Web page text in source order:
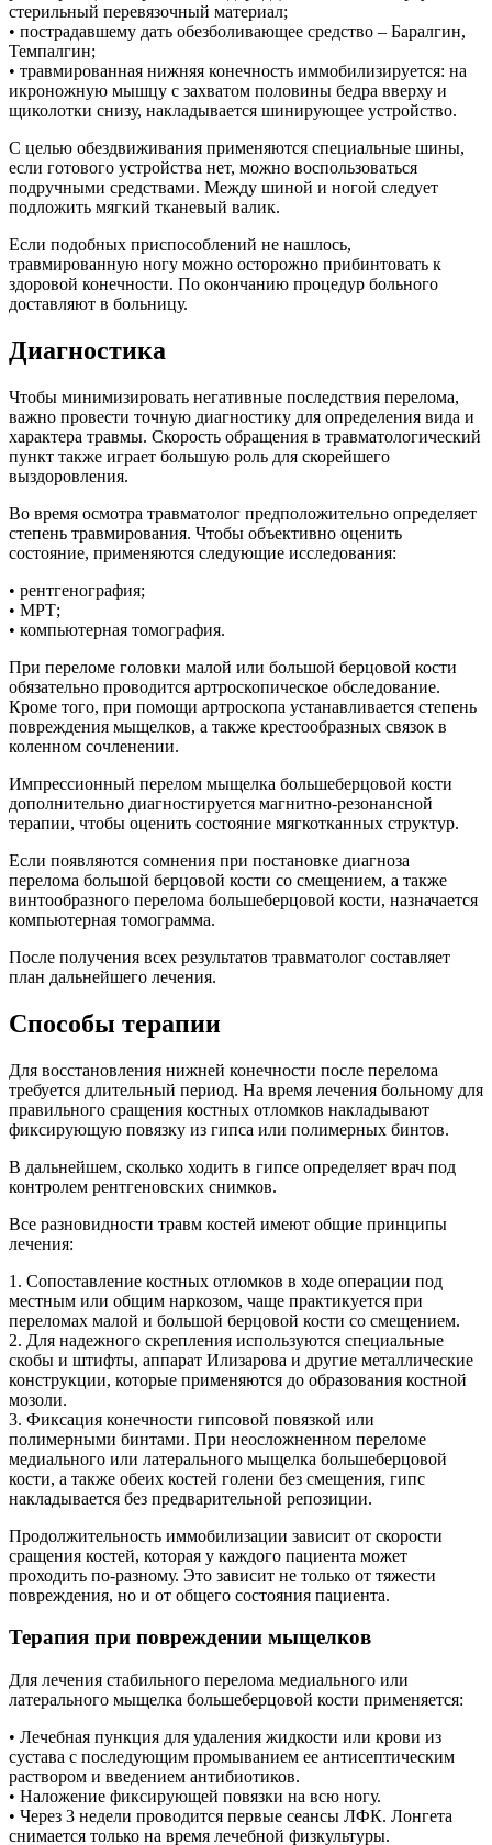
стерильный перевязочный материал;
• пострадавшему дать обезболивающее средство – Баралгин,
Темпалгин;
• травмированная нижняя конечность иммобилизируется: на
икроножную мышцу с захватом половины бедра вверху и
щиколотки снизу, накладывается шинирующее устройство.
С целью обездвиживания применяются специальные шины,
если готового устройства нет, можно воспользоваться
подручными средствами. Между шиной и ногой следует
подложить мягкий тканевый валик.
Если подобных приспособлений не нашлось,
травмированную ногу можно осторожно прибинтовать к
здоровой конечности. По окончанию процедур больного
доставляют в больницу.
Диагностика
Чтобы минимизировать негативные последствия перелома,
важно провести точную диагностику для определения вида и
характера травмы. Скорость обращения в травматологический
пункт также играет большую роль для скорейшего
выздоровления.
Во время осмотра травматолог предположительно определяет
степень травмирования. Чтобы объективно оценить
состояние, применяются следующие исследования:
• рентгенография;
• МРТ;
• компьютерная томография.
При переломе головки малой или большой берцовой кости
обязательно проводится артроскопическое обследование.
Кроме того, при помощи артроскопа устанавливается степень
повреждения мыщелков, а также крестообразных связок в
коленном сочленении.
Импрессионный перелом мыщелка большеберцовой кости
дополнительно диагностируется магнитно-резонансной
терапии, чтобы оценить состояние мягкотканных структур.
Если появляются сомнения при постановке диагноза
перелома большой берцовой кости со смещением, а также
винтообразного перелома большеберцовой кости, назначается
компьютерная томограмма.
После получения всех результатов травматолог составляет
план дальнейшего лечения.
Способы терапии
Для восстановления нижней конечности после перелома
требуется длительный период. На время лечения больному для
правильного сращения костных отломков накладывают
фиксирующую повязку из гипса или полимерных бинтов.
В дальнейшем, сколько ходить в гипсе определяет врач под
контролем рентгеновских снимков.
Все разновидности травм костей имеют общие принципы
лечения:
1. Сопоставление костных отломков в ходе операции под
местным или общим наркозом, чаще практикуется при
переломах малой и большой берцовой кости со смещением.
2. Для надежного скрепления используются специальные
скобы и штифты, аппарат Илизарова и другие металлические
конструкции, которые применяются до образования костной
мозоли.
3. Фиксация конечности гипсовой повязкой или
полимерными бинтами. При неосложненном переломе
медиального или латерального мыщелка большеберцовой
кости, а также обеих костей голени без смещения, гипс
накладывается без предварительной репозиции.
Продолжительность иммобилизации зависит от скорости
сращения костей, которая у каждого пациента может
проходить по-разному. Это зависит не только от тяжести
повреждения, но и от общего состояния пациента.
Терапия при повреждении мыщелков
Для лечения стабильного перелома медиального или
латерального мыщелка большеберцовой кости применяется:
• Лечебная пункция для удаления жидкости или крови из
сустава с последующим промыванием ее антисептическим
раствором и введением антибиотиков.
• Наложение фиксирующей повязки на всю ногу.
• Через 3 недели проводится первые сеансы ЛФК. Лонгета
снимается только на время лечебной физкультуры.